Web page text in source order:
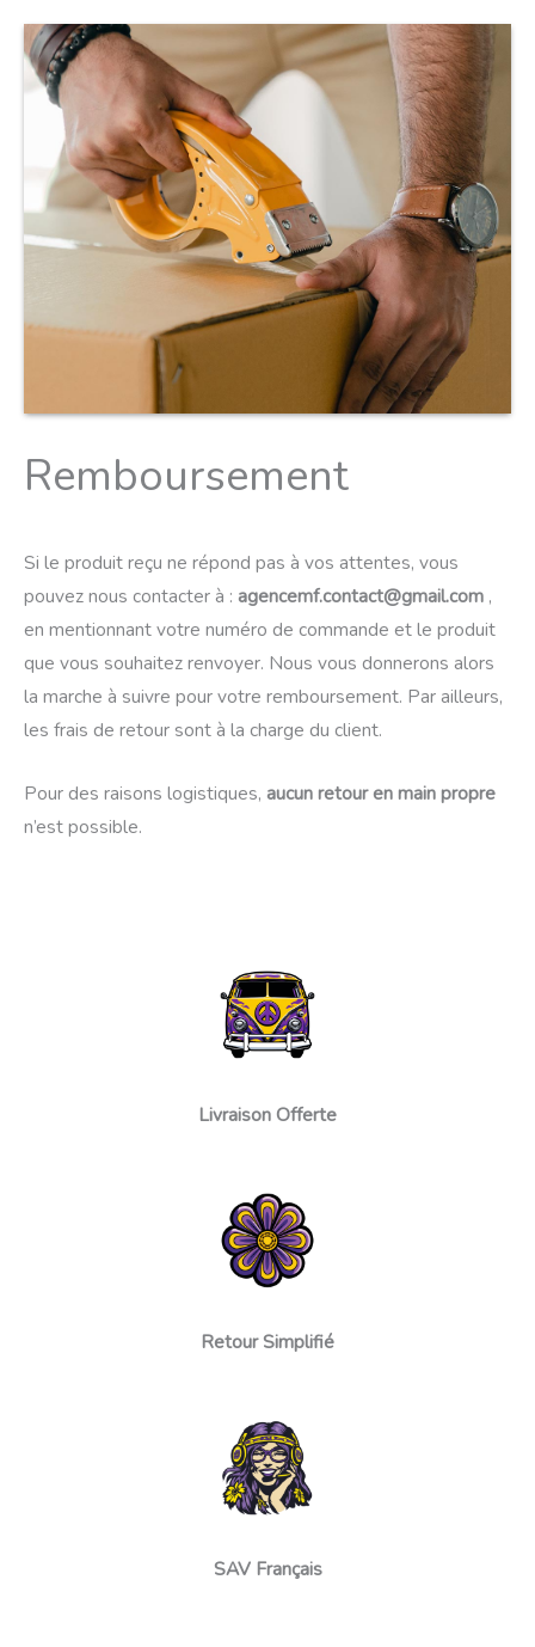
Remboursement
Si le produit reçu ne répond pas à vos attentes, vous
pouvez nous contacter à : agencemf.contact@gmail.com ,
en mentionnant votre numéro de commande et le produit
que vous souhaitez renvoyer. Nous vous donnerons alors
la marche à suivre pour votre remboursement. Par ailleurs,
les frais de retour sont à la charge du client.
Pour des raisons logistiques, aucun retour en main propre
n’est possible.
Livraison Offerte
Retour Simplifié
SAV Français